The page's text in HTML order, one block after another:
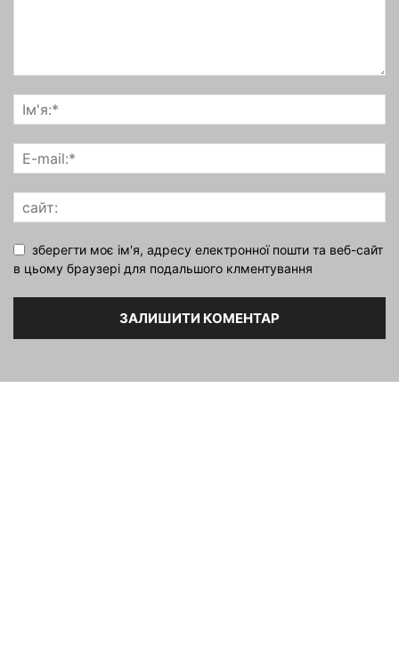
зберегти моє ім'я, адресу електронної пошти та веб-сайт
в цьому браузері для подальшого клментування